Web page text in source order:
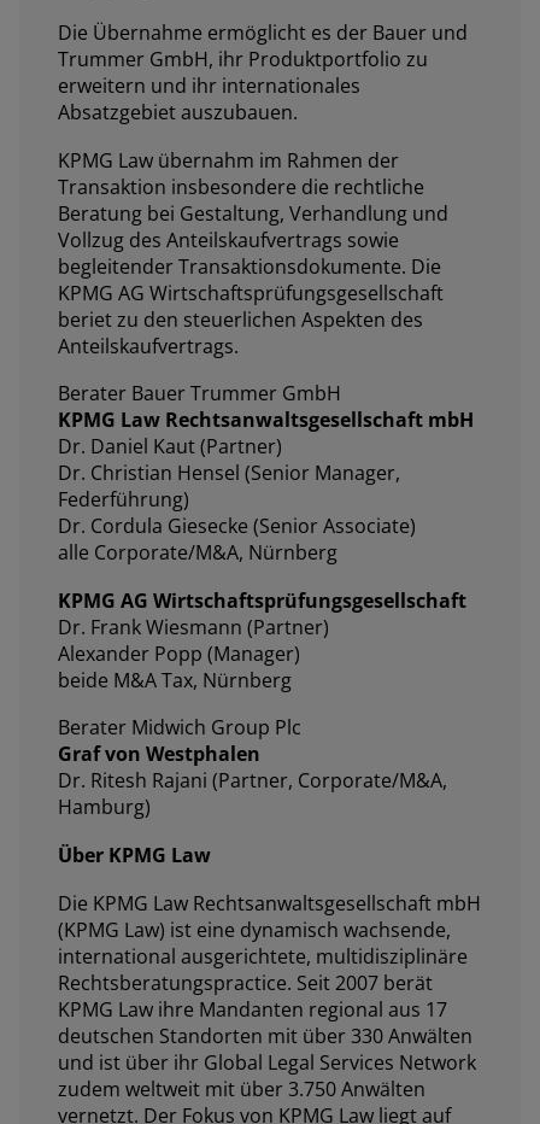
Die Übernahme ermöglicht es der Bauer und
Trummer GmbH, ihr Produktportfolio zu
erweitern und ihr internationales
Absatzgebiet auszubauen.
KPMG Law übernahm im Rahmen der
Transaktion insbesondere die rechtliche
Beratung bei Gestaltung, Verhandlung und
Vollzug des Anteilskaufvertrags sowie
begleitender Transaktionsdokumente. Die
KPMG AG Wirtschaftsprüfungsgesellschaft
beriet zu den steuerlichen Aspekten des
Anteilskaufvertrags.
Berater Bauer Trummer GmbH
KPMG Law Rechtsanwaltsgesellschaft mbH
Dr. Daniel Kaut (Partner)
Dr. Christian Hensel (Senior Manager,
Federführung)
Dr. Cordula Giesecke (Senior Associate)
alle Corporate/M&A, Nürnberg
KPMG AG Wirtschaftsprüfungsgesellschaft
Dr. Frank Wiesmann (Partner)
Alexander Popp (Manager)
beide M&A Tax, Nürnberg
Berater Midwich Group Plc
Graf von Westphalen
Dr. Ritesh Rajani (Partner, Corporate/M&A,
Hamburg)
Über KPMG Law
Die KPMG Law Rechtsanwaltsgesellschaft mbH
(KPMG Law) ist eine dynamisch wachsende,
international ausgerichtete, multidisziplinäre
Rechtsberatungspractice. Seit 2007 berät
KPMG Law ihre Mandanten regional aus 17
deutschen Standorten mit über 330 Anwälten
und ist über ihr Global Legal Services Network
zudem weltweit mit über 3.750 Anwälten
vernetzt. Der Fokus von KPMG Law liegt auf